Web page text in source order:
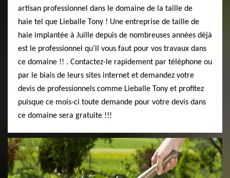
artisan professionnel dans le domaine de la taille de
haie tel que Lieballe Tony ! Une entreprise de taille de
haie implantée à Juille depuis de nombreuses années déjà
est le professionnel qu’il vous faut pour vos travaux dans
ce domaine !! . Contactez-le rapidement par téléphone ou
par le biais de leurs sites internet et demandez votre
devis de professionnels comme Lieballe Tony et profitez
puisque ce mois-ci toute demande pour votre devis dans
ce domaine sera gratuite !!!